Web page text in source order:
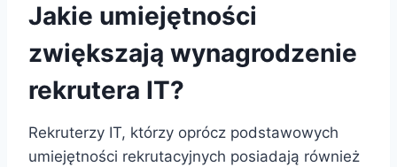
Jakie umiejętności
zwiększają wynagrodzenie
rekrutera IT?
Rekruterzy IT, którzy oprócz podstawowych
umiejętności rekrutacyjnych posiadają również